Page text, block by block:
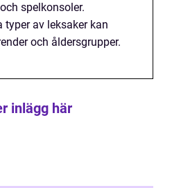
spelkonsoler.
av leksaker kan
och åldersgrupper.
inlägg här